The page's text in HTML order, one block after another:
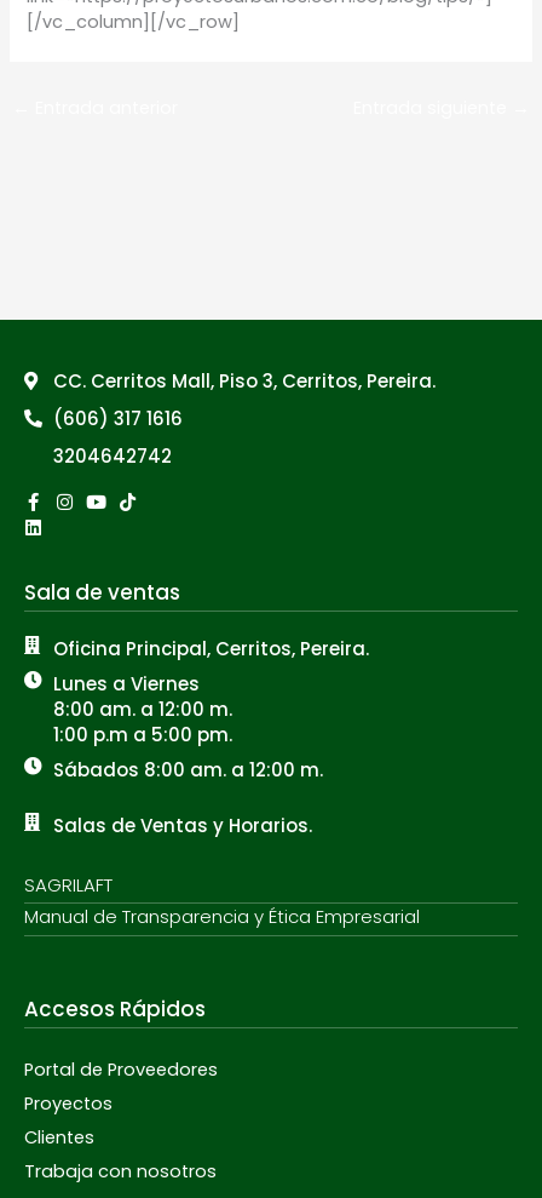
[/vc_column][/vc_row]
CC. Cerritos Mall, Piso 3, Cerritos, Pereira.
(606) 317 1616
3204642742
Facebook-
f
Instagram
Youtube
Tiktok
Linkedin
Sala de ventas
Oficina Principal, Cerritos, Pereira.
Lunes a Viernes
8:00 am. a 12:00 m.
1:00 p.m a 5:00 pm.
Sábados 8:00 am. a 12:00 m.
Salas de Ventas y Horarios.
SAGRILAFT
Manual de Transparencia y Ética Empresarial
Accesos Rápidos
Portal de Proveedores
Proyectos
Clientes
Trabaja con nosotros